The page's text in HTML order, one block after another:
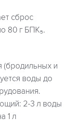
сброс
80 г БПК₅.
(бродильных и
воды до
2-3 л воды
1 л